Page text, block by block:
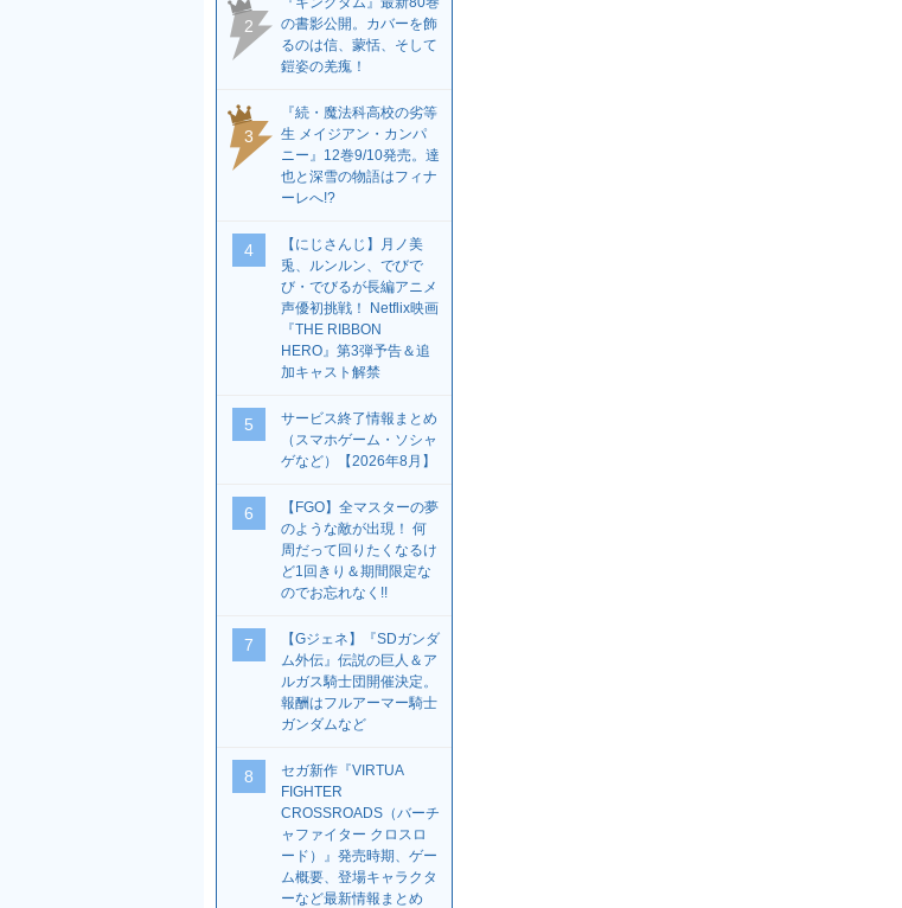
2
の書影公開。カバーを飾
るのは信、蒙恬、そして
鎧姿の羌瘣！
3
『続・魔法科高校の劣等
生 メイジアン・カンパ
ニー』12巻9/10発売。達
也と深雪の物語はフィナ
ーレへ!?
4
【にじさんじ】月ノ美
兎、ルンルン、でびで
び・でびるが長編アニメ
声優初挑戦！ Netflix映画
『THE RIBBON
HERO』第3弾予告＆追
加キャスト解禁
5
サービス終了情報まとめ
（スマホゲーム・ソシャ
ゲなど）【2026年8月】
6
【FGO】全マスターの夢
のような敵が出現！ 何
周だって回りたくなるけ
ど1回きり＆期間限定な
のでお忘れなく!!
7
【Gジェネ】『SDガンダ
ム外伝』伝説の巨人＆ア
ルガス騎士団開催決定。
報酬はフルアーマー騎士
ガンダムなど
8
セガ新作『VIRTUA
FIGHTER
CROSSROADS（バーチ
ャファイター クロスロ
ード）』発売時期、ゲー
ム概要、登場キャラクタ
ーなど最新情報まとめ